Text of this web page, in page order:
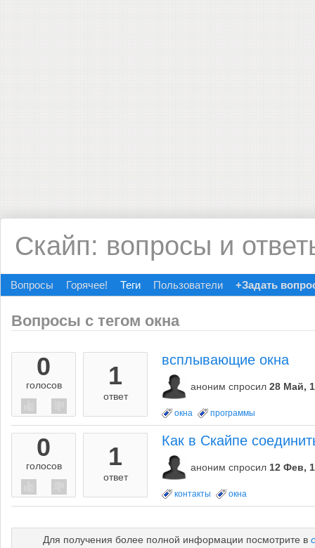
Скайп: вопросы и
Вопросы Горячее! Теги Пользователи +Задать
Вопросы с тегом окна
0
голосов 1
ответ
всплывающие окна
аноним спросил 28 Май,
окна программы
0
голосов 1
ответ
Как в Скайпе
аноним спросил 12 Фев,
контакты окна
Для получения более полной информации посмотрите в